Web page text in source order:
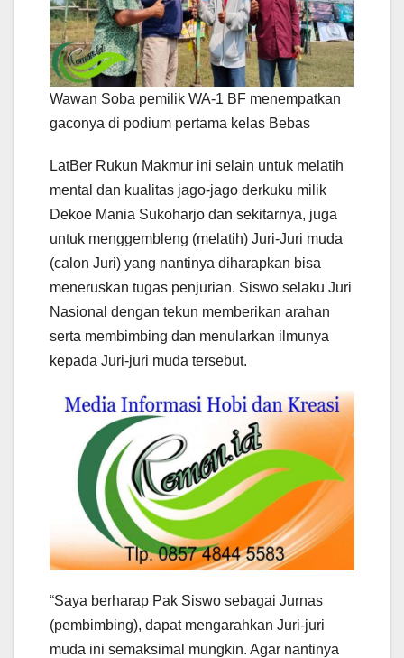
Wawan Soba pemilik WA-1 BF menempatkan
gaconya di podium pertama kelas Bebas
LatBer Rukun Makmur ini selain untuk melatih
mental dan kualitas jago-jago derkuku milik
Dekoe Mania Sukoharjo dan sekitarnya, juga
untuk menggembleng (melatih) Juri-Juri muda
(calon Juri) yang nantinya diharapkan bisa
meneruskan tugas penjurian. Siswo selaku Juri
Nasional dengan tekun memberikan arahan
serta membimbing dan menularkan ilmunya
kepada Juri-juri muda tersebut.
“Saya berharap Pak Siswo sebagai Jurnas
(pembimbing), dapat mengarahkan Juri-juri
muda ini semaksimal mungkin. Agar nantinya